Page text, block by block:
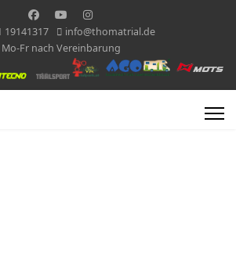
19141317
info@thomatrial.de
Mo-Fr nach Vereinbarung